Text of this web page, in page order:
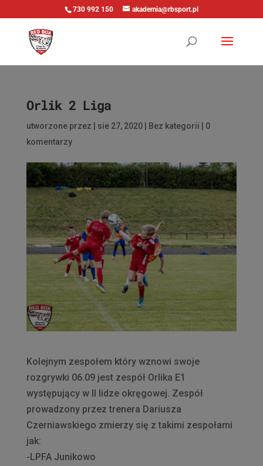
730 992 150 akademia@rbsport.pl
Orlik 2 Liga
utworzone przez sie 27, 2020| Bez kategorii
0
komentarzy
Kolejnym zespołem który wznowi swoje
rozgrywki 06.09 jest zespół Orlika E1
występujący w II lidze okręgowej. Zespół
prowadzony przez trenera Dariusza
Czerniawskiego zmierzy się z takimi zespołami
jak:
-LPFA Junikowo